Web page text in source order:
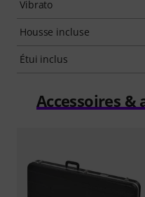
Vibrato
Housse incluse
Étui inclus
Accessoires